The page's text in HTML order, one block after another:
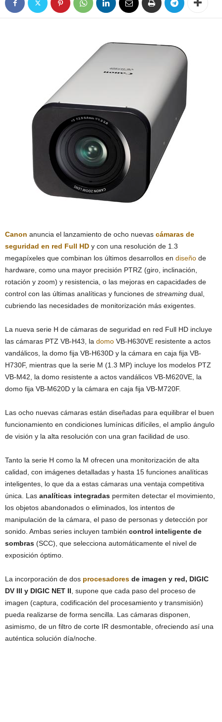
Canon anuncia el lanzamiento de ocho nuevas cámaras de
seguridad en red Full HD y con una resolución de 1.3
megapíxeles que combinan los últimos desarrollos en diseño de
hardware, como una mayor precisión PTRZ (giro, inclinación,
rotación y zoom) y resistencia, o las mejoras en capacidades de
control con las últimas analíticas y funciones de streaming dual,
cubriendo las necesidades de monitorización más exigentes.
La nueva serie H de cámaras de seguridad en red Full HD incluye
las cámaras PTZ VB-H43, la domo VB-H630VE resistente a actos
vandálicos, la domo fija VB-H630D y la cámara en caja fija VB-
H730F, mientras que la serie M (1.3 MP) incluye los modelos PTZ
VB-M42, la domo resistente a actos vandálicos VB-M620VE, la
domo fija VB-M620D y la cámara en caja fija VB-M720F.
Las ocho nuevas cámaras están diseñadas para equilibrar el buen
funcionamiento en condiciones lumínicas difíciles, el amplio ángulo
de visión y la alta resolución con una gran facilidad de uso.
Tanto la serie H como la M ofrecen una monitorización de alta
calidad, con imágenes detalladas y hasta 15 funciones analíticas
inteligentes, lo que da a estas cámaras una ventaja competitiva
única. Las analíticas integradas permiten detectar el movimiento,
los objetos abandonados o eliminados, los intentos de
manipulación de la cámara, el paso de personas y detección por
sonido. Ambas series incluyen también control inteligente de
sombras (SCC), que selecciona automáticamente el nivel de
exposición óptimo.
La incorporación de dos procesadores de imagen y red, DIGIC
DV III y DIGIC NET II , supone que cada paso del proceso de
imagen (captura, codificación del procesamiento y transmisión)
pueda realizarse de forma sencilla. Las cámaras disponen,
asimismo, de un filtro de corte IR desmontable, ofreciendo así una
auténtica solución día/noche.